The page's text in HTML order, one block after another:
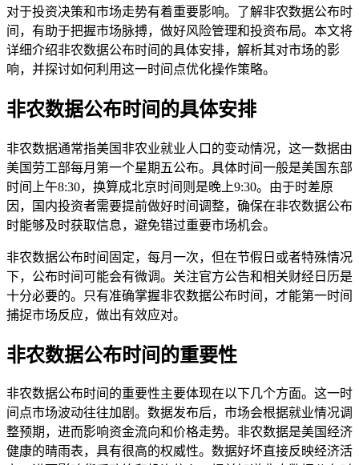
对于投资决策和市场走势有着重要影响。了解非农数据公布时
间，有助于把握市场脉搏，做好风险管理和投资布局。本文将
详细介绍非农数据公布时间的具体安排，解析其对市场的影
响，并探讨如何利用这一时间点优化操作策略。
非农数据公布时间的具体安排
非农数据通常指美国非农业就业人口的变动情况，这一数据由
美国劳工部每月第一个星期五公布。具体时间一般是美国东部
时间上午8:30，换算成北京时间则是晚上9:30。由于时差原
因，国内投资者需要提前做好时间调整，确保在非农数据公布
时能够及时获取信息，避免错过重要市场机会。
非农数据公布时间固定，每月一次，但在节假日或者特殊情况
下，公布时间可能会有微调。关注官方公告和相关财经日历是
十分必要的。只有准确掌握非农数据公布时间，才能第一时间
捕捉市场反应，做出有效应对。
非农数据公布时间的重要性
非农数据公布时间的重要性主要体现在以下几个方面。这一时
间点市场波动往往加剧。数据发布后，市场会根据就业情况调
整预期，进而影响资金流向和价格走势。非农数据是美国经济
健康的晴雨表，具有很高的权威性。数据好坏直接反映经济活